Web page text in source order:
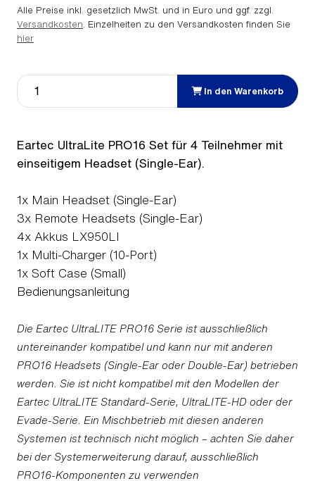
Alle Preise inkl. gesetzlich MwSt. und in Euro und ggf. zzgl.
Versandkosten . Einzelheiten zu den Versandkosten finden Sie
hier
In den Warenkorb
Eartec UltraLite PRO16 Set für 4 Teilnehmer mit
einseitigem Headset (Single-Ear).
1x Main Headset (Single-Ear)
3x Remote Headsets (Single-Ear)
4x Akkus LX950LI
1x Multi-Charger (10-Port)
1x Soft Case (Small)
Bedienungsanleitung
Die Eartec UltraLITE PRO16 Serie ist ausschließlich
untereinander kompatibel und kann nur mit anderen
PRO16 Headsets (Single-Ear oder Double-Ear) betrieben
werden. Sie ist nicht kompatibel mit den Modellen der
Eartec UltraLITE Standard-Serie, UltraLITE-HD oder der
Evade-Serie. Ein Mischbetrieb mit diesen anderen
Systemen ist technisch nicht möglich – achten Sie daher
bei der Systemerweiterung darauf, ausschließlich
PRO16-Komponenten zu verwenden